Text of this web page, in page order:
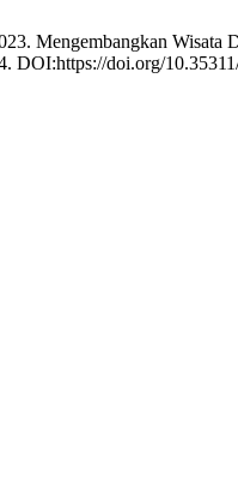
Mengembangkan Wisata
DOI:https://doi.org/